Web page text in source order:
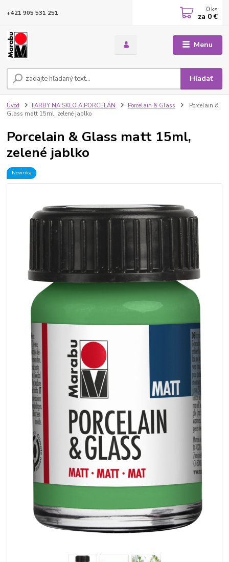
Menu
Hľadať
+421 905 531 251 0 ks
za 0 €
Úvod FARBY NA SKLO A PORCELÁN Porcelain & Glass
Porcelain &
Glass matt 15ml, zelené jablko
Porcelain & Glass matt 15ml,
zelené jablko
Novinka